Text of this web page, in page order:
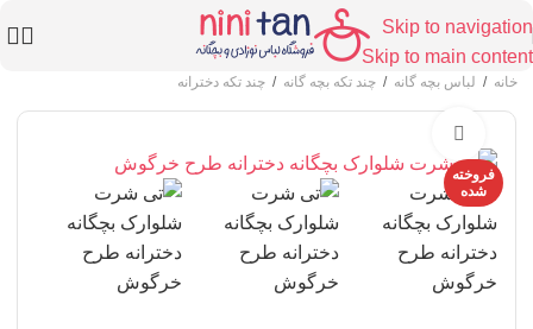
Skip to navigation
Skip to main content
خانه / لباس بچه گانه / چند تکه بچه گانه / چند تکه دخترانه
فروخته
شده